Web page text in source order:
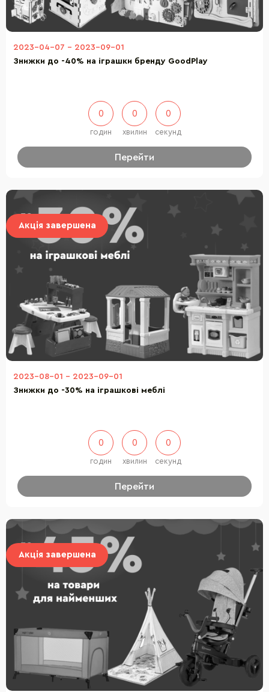
2023-04-07 - 2023-09-01
Знижки до -40% на іграшки бренду GoodPlay
0
годин
0
хвилин
0
секунд
Перейти
Акція завершена
2023-08-01 - 2023-09-01
Знижки до -30% на іграшкові меблі
0
годин
0
хвилин
0
секунд
Перейти
Акція завершена